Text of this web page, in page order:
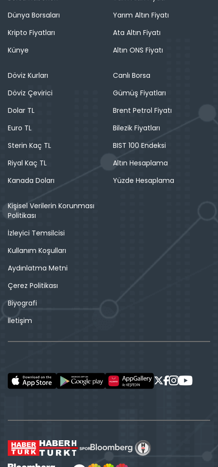
Dünya Borsaları
Kripto Fiyatları
Künye
Yarım Altın Fiyatı
Ata Altın Fiyatı
Altın ONS Fiyatı
Döviz Kurları
Döviz Çevirici
Dolar TL
Euro TL
Sterin Kaç TL
Riyal Kaç TL
Kanada Doları
Canlı Borsa
Gümüş Fiyatları
Brent Petrol Fiyatı
Bilezik Fiyatları
BIST 100 Endeksi
Altın Hesaplama
Yüzde Hesaplama
Kişisel Verilerin Korunması
Politikası
İzleyici Temsilcisi
Kullanım Koşulları
Aydınlatma Metni
Çerez Politikası
Biyografi
İletişim